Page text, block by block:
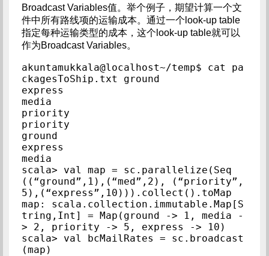
Broadcast Variables值。举个例子，期望计算一个文
件中所有路线项的运输成本。通过一个look-up table
指定每种运输类型的成本，这个look-up table就可以
作为Broadcast Variables。
akuntamukkala@localhost~/temp$ cat pa
ckagesToShip.txt ground
express
media
priority
priority
ground
express
media
scala> val map = sc.parallelize(Seq
((“ground”,1),(“med”,2), (“priority”,
5),(“express”,10))).collect().toMap
map: scala.collection.immutable.Map[S
tring,Int] = Map(ground -> 1, media -
> 2, priority -> 5, express -> 10)
scala> val bcMailRates = sc.broadcast
(map)